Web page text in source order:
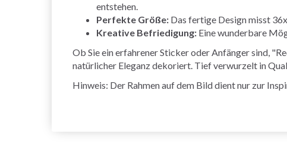
entstehen.
Perfekte Größe: Das fertige Design misst
Kreative Befriedigung: Eine wunderbare
Ob Sie ein erfahrener Sticker oder Anfänger sind,
natürlicher Eleganz dekoriert. Tief verwurzelt in
Hinweis: Der Rahmen auf dem Bild dient nur zur